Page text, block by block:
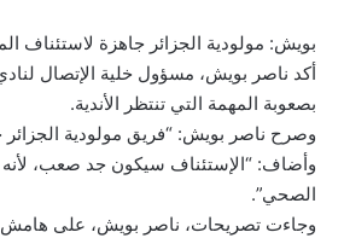
بويش: مولودية الجزائر جاهزة لاستئناف
أكد ناصر بويش، مسؤول خلية الإتصال
بصعوبة المهمة التي تنتظر الأندية.
وصرح ناصر بويش: “فريق مولودية
وأضاف: “الإستئناف سيكون جد صعب، لأنه
الصحي”.
وجاءت تصريحات، ناصر بويش، على هامش